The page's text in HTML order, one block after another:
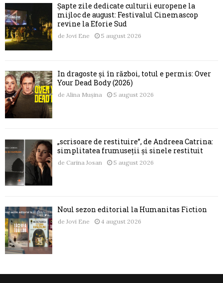
Șapte zile dedicate culturii europene la
mijloc de august: Festivalul Cinemascop
revine la Eforie Sud
de Jovi Ene 5 august 2026
În dragoste și în război, totul e permis: Over
Your Dead Body (2026)
de Alina Mușina 5 august 2026
„scrisoare de restituire”, de Andreea Catrina:
simplitatea frumuseții și sinele restituit
de Carina Josan 5 august 2026
Noul sezon editorial la Humanitas Fiction
de Jovi Ene 4 august 2026